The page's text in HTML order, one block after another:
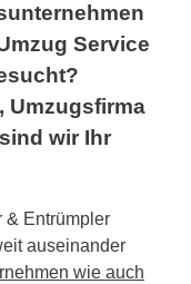
Service
Umzugsfirma
wir Ihr
& Entrümpler
auseinander
wie auch